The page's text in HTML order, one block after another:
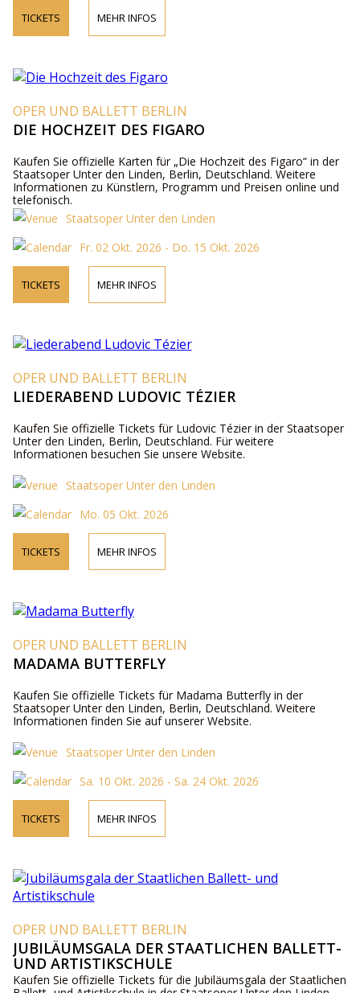
TICKETS MEHR INFOS
OPER UND BALLETT BERLIN
DIE HOCHZEIT DES FIGARO
Kaufen Sie offizielle Karten für „Die Hochzeit des Figaro“ in der
Staatsoper Unter den Linden, Berlin, Deutschland. Weitere
Informationen zu Künstlern, Programm und Preisen online und
telefonisch.
Staatsoper Unter den Linden
Fr. 02 Okt. 2026 - Do. 15 Okt. 2026
TICKETS MEHR INFOS
OPER UND BALLETT BERLIN
LIEDERABEND LUDOVIC TÉZIER
Kaufen Sie offizielle Tickets für Ludovic Tézier in der Staatsoper
Unter den Linden, Berlin, Deutschland. Für weitere
Informationen besuchen Sie unsere Website.
Staatsoper Unter den Linden
Mo. 05 Okt. 2026
TICKETS MEHR INFOS
OPER UND BALLETT BERLIN
MADAMA BUTTERFLY
Kaufen Sie offizielle Tickets für Madama Butterfly in der
Staatsoper Unter den Linden, Berlin, Deutschland. Weitere
Informationen finden Sie auf unserer Website.
Staatsoper Unter den Linden
Sa. 10 Okt. 2026 - Sa. 24 Okt. 2026
TICKETS MEHR INFOS
OPER UND BALLETT BERLIN
JUBILÄUMSGALA DER STAATLICHEN BALLETT-
UND ARTISTIKSCHULE
Kaufen Sie offizielle Tickets für die Jubiläumsgala der Staatlichen